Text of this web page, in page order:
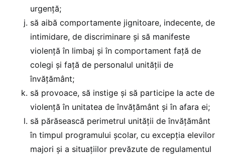
urgență;
să aibă comportamente jignitoare, indecente, de
intimidare, de discriminare și să manifeste
violență în limbaj și în comportament față de
colegi și față de personalul unității de
învățământ;
să provoace, să instige și să participe la acte de
violență în unitatea de învățământ și în afara ei;
să părăsească perimetrul unității de învățământ
în timpul programului școlar, cu excepția elevilor
majori și a situațiilor prevăzute de regulamentul